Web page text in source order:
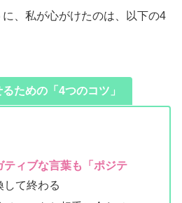
、私が心がけたのは、以下の4
ための「4つのコツ」
ティブな言葉も「ポジテ
して終わる